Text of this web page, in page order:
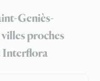
Geniès-
proches
Interflora